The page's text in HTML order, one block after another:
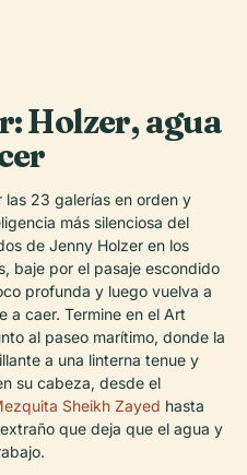
Holzer, agua
las 23 galerías en orden y
más silenciosa del
de Jenny Holzer en los
baje por el pasaje escondido
profunda y luego vuelva a
a caer. Termine en el Art
al paseo marítimo, donde la
a una linterna tenue y
su cabeza, desde el
Sheikh Zayed hasta
que deja que el agua y